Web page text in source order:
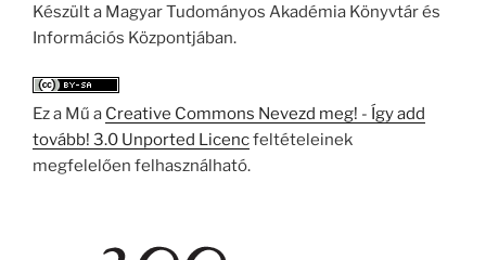
Készült a Magyar Tudományos Akadémia Könyvtár és
Információs Központjában.
Ez a Mű a Creative Commons Nevezd meg! - Így add
tovább! 3.0 Unported Licencfeltételeinek
megfelelően felhasználható.